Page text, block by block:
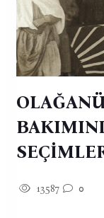
13587 0